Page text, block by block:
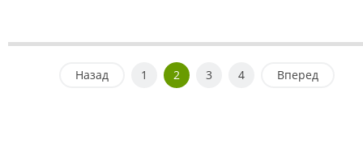
Назад 1 2 3 4 Вперед